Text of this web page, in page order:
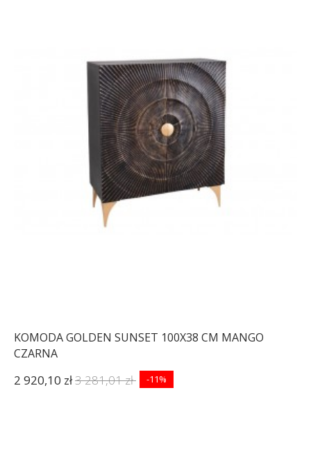
KOMODA GOLDEN SUNSET 100X38 CM MANGO
CZARNA
2 920,10 zł3 281,01 zł -11%